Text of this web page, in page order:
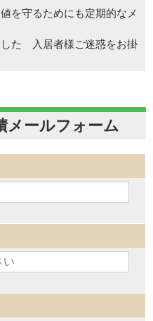
を守るためにも定期的なメ
した 入居者様ご迷惑をお掛
メールフォーム